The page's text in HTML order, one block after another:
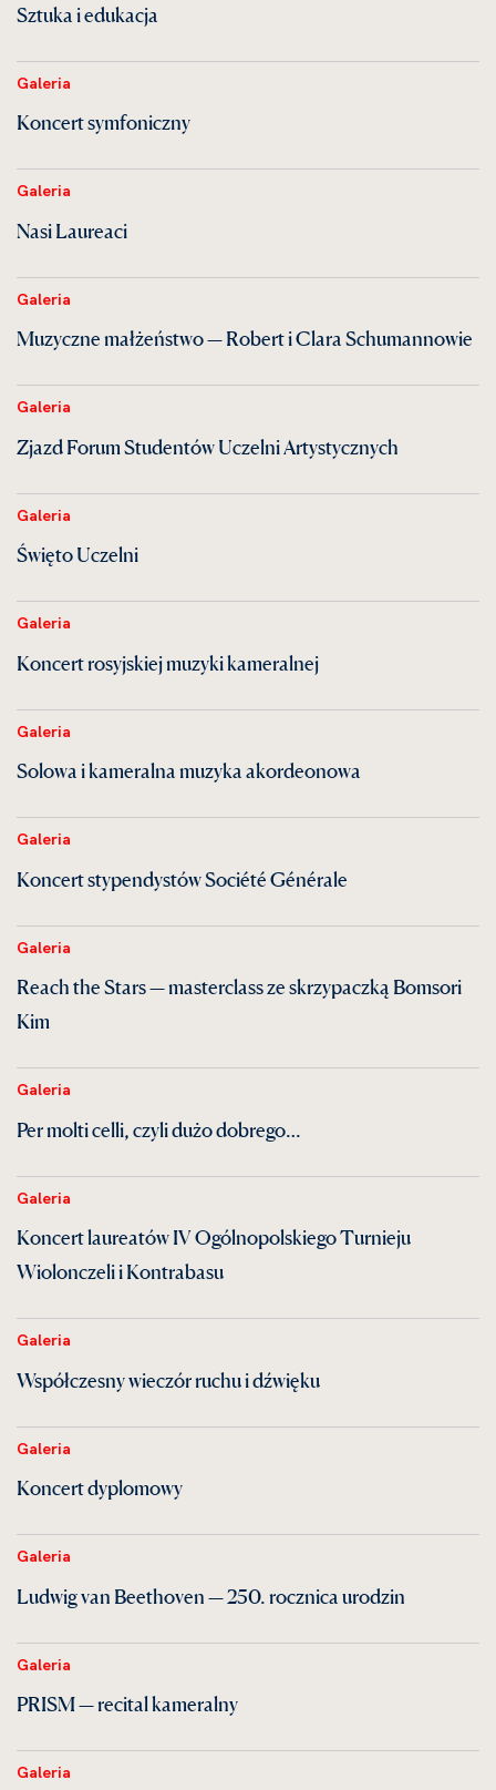
Sztuka i edukacja
Galeria
Koncert symfoniczny
Galeria
Nasi Laureaci
Galeria
Muzyczne małżeństwo — Robert i Clara Schumannowie
Galeria
Zjazd Forum Studentów Uczelni Artystycznych
Galeria
Święto Uczelni
Galeria
Koncert rosyjskiej muzyki kameralnej
Galeria
Solowa i kameralna muzyka akordeonowa
Galeria
Koncert stypendystów Société Générale
Galeria
Reach the Stars — masterclass ze skrzypaczką Bomsori
Kim
Galeria
Per molti celli, czyli dużo dobrego…
Galeria
Koncert laureatów IV Ogólnopolskiego Turnieju
Wiolonczeli i Kontrabasu
Galeria
Współczesny wieczór ruchu i dźwięku
Galeria
Koncert dyplomowy
Galeria
Ludwig van Beethoven — 250. rocznica urodzin
Galeria
PRISM — recital kameralny
Galeria